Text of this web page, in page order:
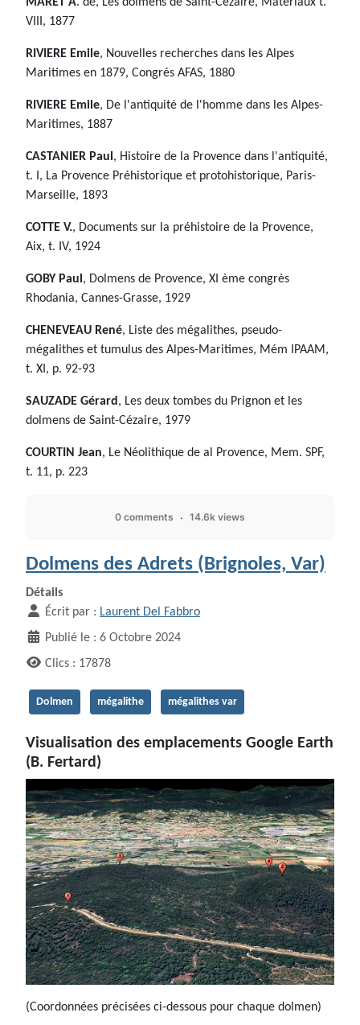
VIII, 1877
RIVIERE Emile, Nouvelles recherches dans les Alpes
Maritimes en 1879, Congrés AFAS, 1880
RIVIERE Emile, De l'antiquité de l'homme dans les Alpes-
Maritimes, 1887
CASTANIER Paul , Histoire de la Provence dans l'antiquité,
t. I, La Provence Préhistorique et protohistorique, Paris-
Marseille, 1893
COTTE V., Documents sur la préhistoire de la Provence,
Aix, t. IV, 1924
GOBY Paul , Dolmens de Provence, XI ème congrès
Rhodania, Cannes-Grasse, 1929
CHENEVEAU René, Liste des mégalithes, pseudo-
mégalithes et tumulus des Alpes-Maritimes, Mém IPAAM,
t. XI, p. 92-93
SAUZADE Gérard , Les deux tombes du Prignon et les
dolmens de Saint-Cézaire, 1979
COURTIN Jean, Le Néolithique de al Provence, Mem. SPF,
t. 11, p. 223
0 comments 14.6k views
Dolmens des Adrets (Brignoles, Var)
Détails
Écrit par : Laurent Del Fabbro
Publié le : 6 Octobre 2024
Clics : 17878
Dolmen mégalithe mégalithes var
Visualisation des emplacements Google Earth
(B. Fertard)
(Coordonnées précisées ci-dessous pour chaque dolmen)